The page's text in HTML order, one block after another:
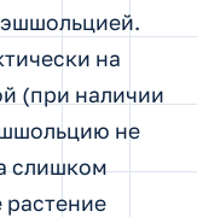
эшшольцией.
на
(при наличии
не
слишком